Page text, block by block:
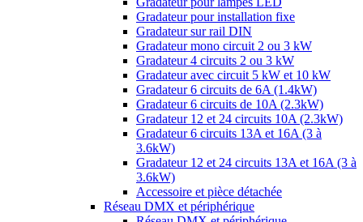
Gradateur pour installation fixe
Gradateur sur rail DIN
Gradateur mono circuit 2 ou 3 kW
Gradateur 4 circuits 2 ou 3 kW
Gradateur avec circuit 5 kW et 10 kW
Gradateur 6 circuits de 6A (1.4kW)
Gradateur 6 circuits de 10A (2.3kW)
Gradateur 12 et 24 circuits 10A (2.3kW)
Gradateur 6 circuits 13A et 16A (3 à
3.6kW)
Gradateur 12 et 24 circuits 13A et 16A (3 à
3.6kW)
Accessoire et pièce détachée
Réseau DMX et périphérique